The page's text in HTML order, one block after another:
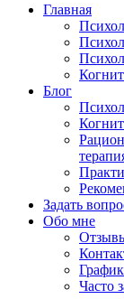
Главная
Блог
Задать
Обо мне
Часто